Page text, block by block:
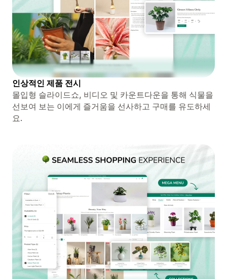
인상적인 제품 전시
몰입형 슬라이드쇼, 비디오 및 카운트다운을 통해 식물을
선보여 보는 이에게 즐거움을 선사하고 구매를 유도하세
요.